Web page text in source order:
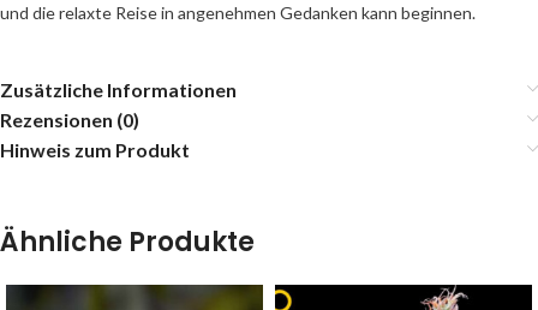
und die relaxte Reise in angenehmen Gedanken kann beginnen.
Zusätzliche Informationen
Rezensionen (0)
Hinweis zum Produkt
Ähnliche Produkte